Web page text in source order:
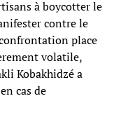
à boycotter le
contre le
place
volatile,
Kobakhidzé a
cas de